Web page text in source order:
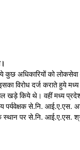
अधिकारियों को लोकसेवा
विरोध दर्ज कराते हुये
खड़े किये थे। वहीं मध्य
पर्यवेक्षक से.नि.
पर से.नि. आई.ए.एस.